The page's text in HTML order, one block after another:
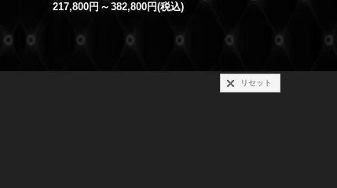
217,800円 ～ 382,800円(税込)
リセット